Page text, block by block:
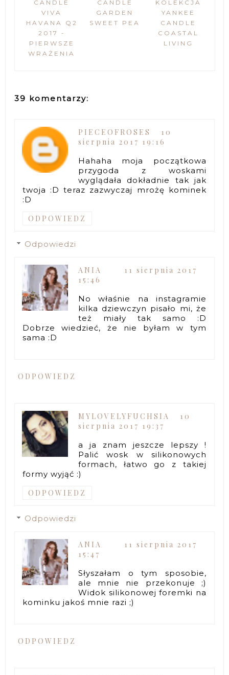
CANDLE
VIVA
HAVANA Q2
2017 -
PIERWSZE
WRAŻENIA
CANDLE
GARDEN
SWEET PEA
KOLEKCJA
YANKEE
CANDLE
COASTAL
LIVING
39 komentarzy:
PIECEOFROSES
10
sierpnia 2017 19:16
Hahaha moja początkowa
przygoda z woskami
wyglądała dokładnie tak jak
twoja :D teraz zazwyczaj mrożę kominek
:D
ODPOWIEDZ
Odpowiedzi
ANIA
11 sierpnia 2017
15:46
No właśnie na instagramie
kilka dziewczyn pisało mi, że
też miały tak samo :D
Dobrze wiedzieć, że nie byłam w tym
sama :D
ODPOWIEDZ
MYLOVELYFUCHSIA
10
sierpnia 2017 19:37
a ja znam jeszcze lepszy !
Palić wosk w silikonowych
formach, łatwo go z takiej
formy wyjąć :)
ODPOWIEDZ
Odpowiedzi
ANIA
11 sierpnia 2017
15:47
Słyszałam o tym sposobie,
ale mnie nie przekonuje ;)
Widok silikonowej foremki na
kominku jakoś mnie razi ;)
ODPOWIEDZ